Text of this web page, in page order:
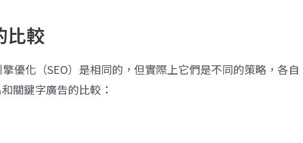
比較
優化（SEO）是相同的，但實際上它們是不同的策略，各自
關鍵字廣告的比較：